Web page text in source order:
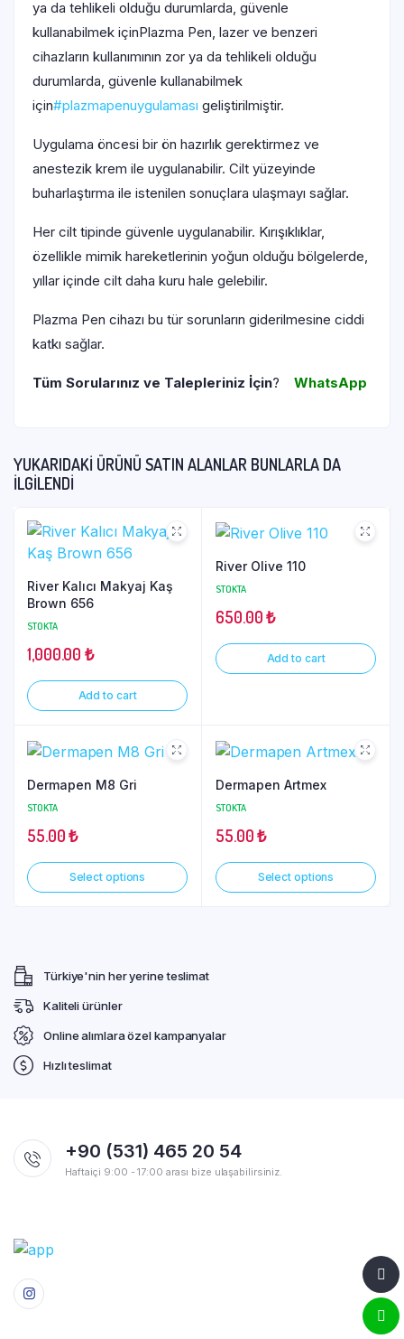
ya da tehlikeli olduğu durumlarda, güvenle
kullanabilmek içinPlazma Pen, lazer ve benzeri
cihazların kullanımının zor ya da tehlikeli olduğu
durumlarda, güvenle kullanabilmek
için#plazmapenuygulaması geliştirilmiştir.
Uygulama öncesi bir ön hazırlık gerektirmez ve
anestezik krem ile uygulanabilir. Cilt yüzeyinde
buharlaştırma ile istenilen sonuçlara ulaşmayı sağlar.
Her cilt tipinde güvenle uygulanabilir. Kırışıklıklar,
özellikle mimik hareketlerinin yoğun olduğu bölgelerde,
yıllar içinde cilt daha kuru hale gelebilir.
Plazma Pen cihazı bu tür sorunların giderilmesine ciddi
katkı sağlar.
Tüm Sorularınız ve Talepleriniz İçin? WhatsApp
YUKARIDAKI ÜRÜNÜ SATIN ALANLAR BUNLARLA DA
İLGILENDI
River Kalıcı Makyaj Kaş
Brown 656
STOKTA
1,000.00₺
Add to cart
River Olive 110
STOKTA
650.00₺
Add to cart
Dermapen M8 Gri
STOKTA
55.00₺
Select options
Dermapen Artmex
STOKTA
55.00₺
Select options
Türkiye'nin her yerine teslimat
Kaliteli ürünler
Online alımlara özel kampanyalar
Hızlı teslimat
+90 (531) 465 20 54
Haftaiçi 9:00 - 17:00 arası bize ulaşabilirsiniz.